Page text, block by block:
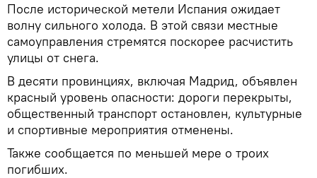
После исторической метели Испания ожидает
волну сильного холода. В этой связи местные
самоуправления стремятся поскорее расчистить
улицы от снега.
В десяти провинциях, включая Мадрид, объявлен
красный уровень опасности: дороги перекрыты,
общественный транспорт остановлен, культурные
и спортивные мероприятия отменены.
Также сообщается по меньшей мере о троих
погибших.